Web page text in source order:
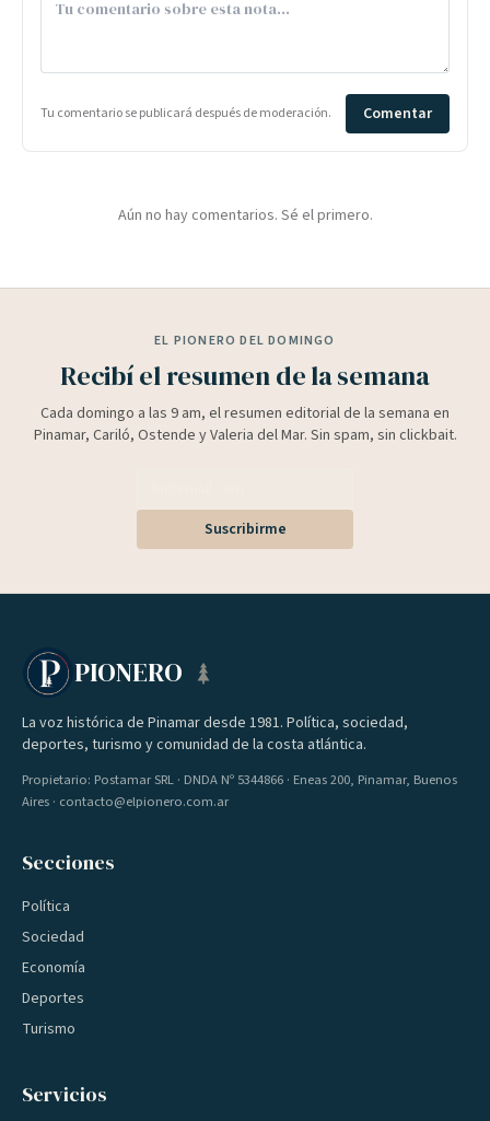
Tu comentario se publicará después de moderación. Comentar
Aún no hay comentarios. Sé el primero.
EL PIONERO DEL DOMINGO
Recibí el resumen de la semana
Cada domingo a las 9 am, el resumen editorial de la semana en
Pinamar, Cariló, Ostende y Valeria del Mar. Sin spam, sin clickbait.
Suscribirme
PIONERO
La voz histórica de Pinamar desde 1981. Política, sociedad,
deportes, turismo y comunidad de la costa atlántica.
Propietario: Postamar SRL · DNDA Nº 5344866 · Eneas 200, Pinamar, Buenos
Aires · contacto@elpionero.com.ar
Secciones
Política
Sociedad
Economía
Deportes
Turismo
Servicios